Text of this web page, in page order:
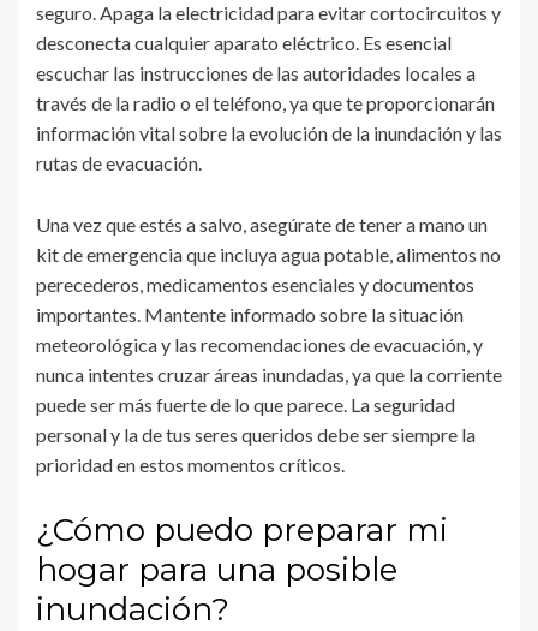
seguro. Apaga la electricidad para evitar cortocircuitos y
desconecta cualquier aparato eléctrico. Es esencial
escuchar las instrucciones de las autoridades locales a
través de la radio o el teléfono, ya que te proporcionarán
información vital sobre la evolución de la inundación y las
rutas de evacuación.
Una vez que estés a salvo, asegúrate de tener a mano un
kit de emergencia que incluya agua potable, alimentos no
perecederos, medicamentos esenciales y documentos
importantes. Mantente informado sobre la situación
meteorológica y las recomendaciones de evacuación, y
nunca intentes cruzar áreas inundadas, ya que la corriente
puede ser más fuerte de lo que parece. La seguridad
personal y la de tus seres queridos debe ser siempre la
prioridad en estos momentos críticos.
¿Cómo puedo preparar mi
hogar para una posible
inundación?